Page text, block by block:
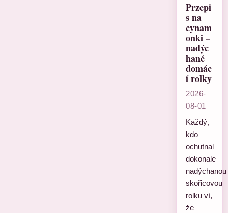
Przepi
s na
cynam
onki –
nadýc
hané
domác
í rolky
2026-
08-01
Každý,
kdo
ochutnal
dokonale
nadýchanou
skořicovou
rolku ví,
že